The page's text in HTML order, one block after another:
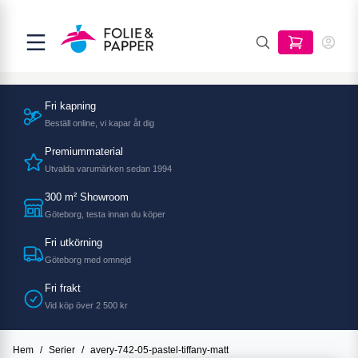
Fri kapning
Beställ online, vi kapar åt dig
Premiummaterial
Utvalda varumärken sedan 1994
300 m² Showroom
Göteborg, testa innan du köper
Fri utkörning
Göteborg med omnejd
Fri frakt
Vid köp över 2 500 kr
Hem / Serier / avery-742-05-pastel-tiffany-matt